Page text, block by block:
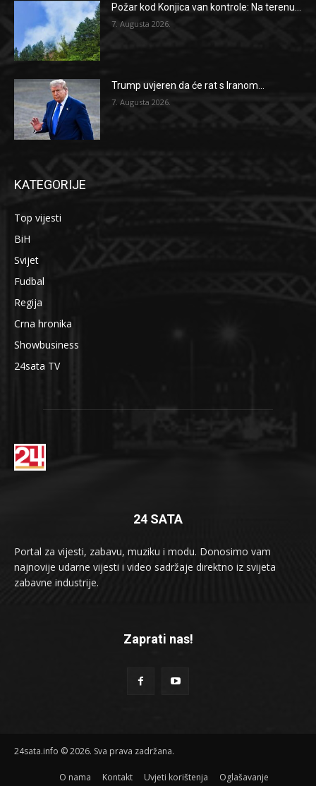
Požar kod Konjica van kontrole: Na terenu...
7. Augusta 2026.
Trump uvjeren da će rat s Iranom...
7. Augusta 2026.
KATEGORIJE
Top vijesti
BiH
Svijet
Fudbal
Regija
Crna hronika
Showbusiness
24sata TV
24 SATA
Portal za vijesti, zabavu, muziku i modu. Donosimo vam
najnovije udarne vijesti i video sadržaje direktno iz svijeta
zabavne industrije.
Zaprati nas!
24sata.info © 2026. Sva prava zadržana.
O nama Kontakt Uvjeti korištenja Oglašavanje